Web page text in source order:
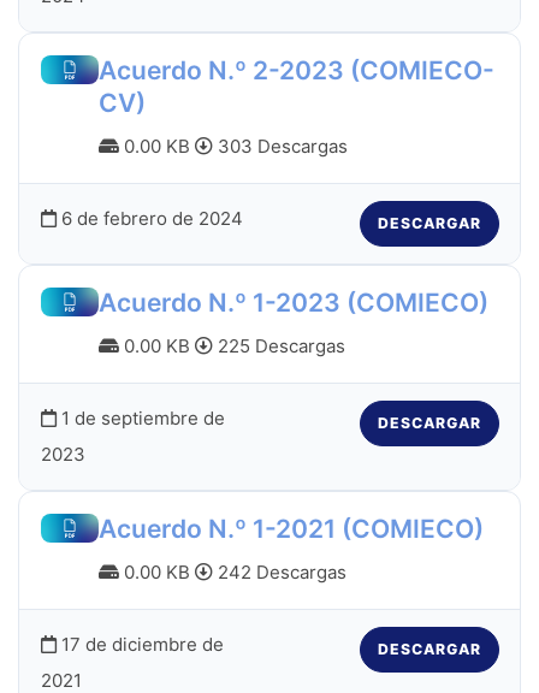
Acuerdo N.º 2-2023 (COMIECO-
CV)
0.00 KB 303 Descargas
6 de febrero de 2024 DESCARGAR
Acuerdo N.º 1-2023 (COMIECO)
0.00 KB 225 Descargas
1 de septiembre de
2023
DESCARGAR
Acuerdo N.º 1-2021 (COMIECO)
0.00 KB 242 Descargas
17 de diciembre de
2021
DESCARGAR